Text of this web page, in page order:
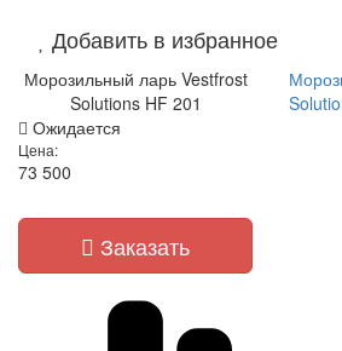
Добавить в избранное
Морозильный ларь Vestfrost
Solutions HF 201
Ожидается
Цена:
73 500
Заказать